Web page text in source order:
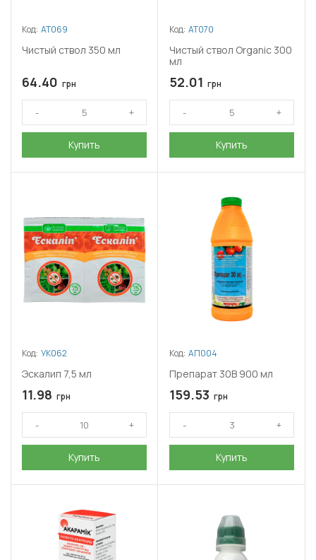
Код: АТ069
Чистый ствол 350 мл
64.40 грн
Купить
Код: АТ070
Чистый ствол Organic 300
мл
52.01 грн
Купить
Код: УК062
Эскалип 7,5 мл
11.98 грн
Купить
Код: АП004
Препарат 30В 900 мл
159.53 грн
Купить